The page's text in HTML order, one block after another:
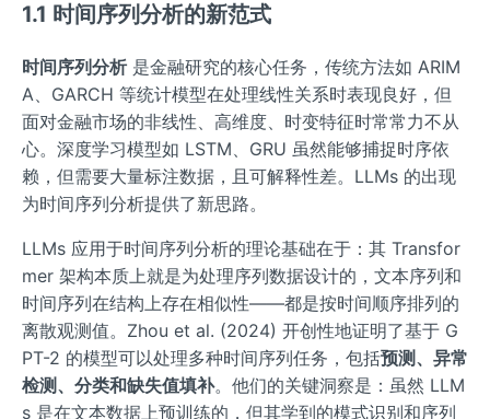
1.1 时间序列分析的新范式
时间序列分析是金融研究的核心任务，传统方法如 ARIM
A、GARCH 等统计模型在处理线性关系时表现良好，但
面对金融市场的非线性、高维度、时变特征时常常力不从
心。深度学习模型如 LSTM、GRU 虽然能够捕捉时序依
赖，但需要大量标注数据，且可解释性差。LLMs 的出现
为时间序列分析提供了新思路。
LLMs 应用于时间序列分析的理论基础在于：其 Transfor
mer 架构本质上就是为处理序列数据设计的，文本序列和
时间序列在结构上存在相似性——都是按时间顺序排列的
离散观测值。Zhou et al. (2024) 开创性地证明了基于 G
PT-2 的模型可以处理多种时间序列任务，包括预测、异常
检测、分类和缺失值填补。他们的关键洞察是：虽然 LLM
s 是在文本数据上预训练的，但其学到的模式识别和序列